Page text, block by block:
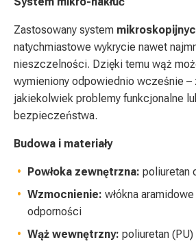
Zastosowany system
natychmiastowe wykrycie nawet
nieszczelności. Dzięki temu wąż
wymieniony odpowiednio wcześnie –
jakiekolwiek problemy funkcjonalne
bezpieczeństwa.
Budowa i materiały
Powłoka zewnętrzna: poliuretan
Wzmocnienie: włókna
odporności
Wąż wewnętrzny: poliuretan (PU)